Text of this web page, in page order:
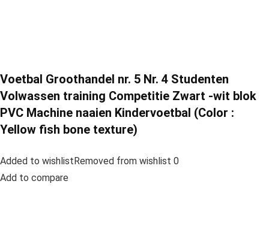
Voetbal Groothandel nr. 5 Nr. 4 Studenten
Volwassen training Competitie Zwart -wit blok
PVC Machine naaien Kindervoetbal (Color :
Yellow fish bone texture)
Added to wishlistRemoved from wishlist 0
Add to compare